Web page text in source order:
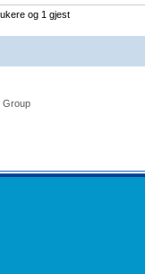
og 1 gjest
Group